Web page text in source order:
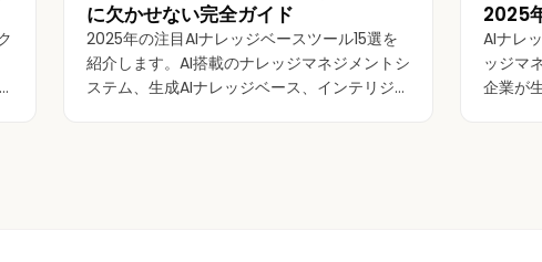
に欠かせない完全ガイド
2025年の注目AIナレッジベースツール15選を
紹介します。AI搭載のナレッジマネジメントシ
ステム、生成AIナレッジベース、インテリジェ
2025
AIナレ
ッジマ
企業が